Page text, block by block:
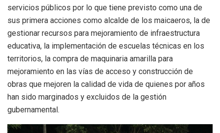
servicios públicos por lo que tiene previsto como una de
sus primera acciones como alcalde de los maicaeros, la de
gestionar recursos para mejoramiento de infraestructura
educativa, la implementación de escuelas técnicas en los
territorios, la compra de maquinaria amarilla para
mejoramiento en las vías de acceso y construcción de
obras que mejoren la calidad de vida de quienes por años
han sido marginados y excluidos de la gestión
gubernamental.